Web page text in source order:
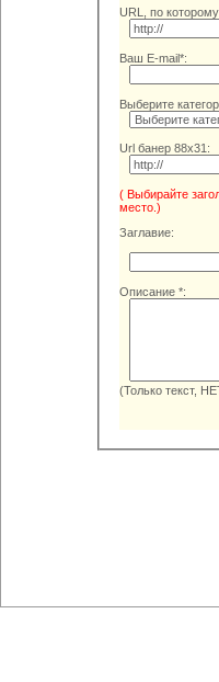
URL, по
Ваш E-mail*:
Выберите
Url банер 88x31:
( Выбирайте
место.)
Заглавие:
Описание *:
(Только текст,